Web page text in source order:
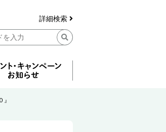
詳細検索